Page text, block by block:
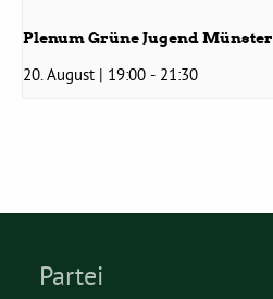
Termine
Plenum Grüne Jugend Münster
20. August | 19:00 - 21:30
Partei